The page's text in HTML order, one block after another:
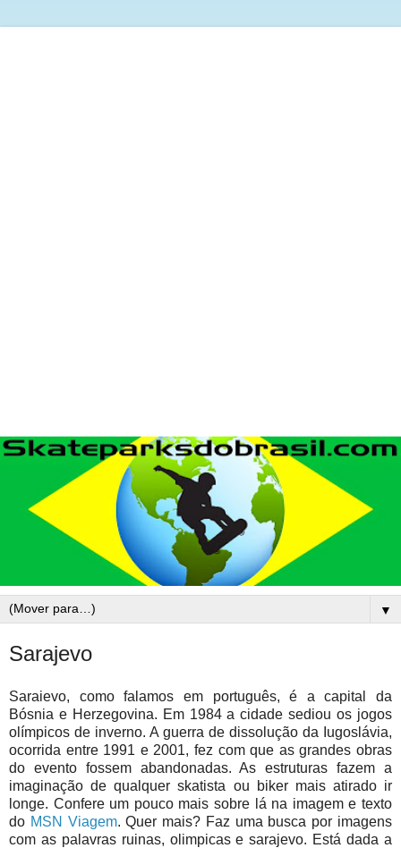
▼
Sarajevo
Saraievo, como falamos em português, é a capital da
Bósnia e Herzegovina. Em 1984 a cidade sediou os jogos
olímpicos de inverno. A guerra de dissolução da Iugoslávia,
ocorrida entre 1991 e 2001, fez com que as grandes obras
do evento fossem abandonadas. As estruturas fazem a
imaginação de qualquer skatista ou biker mais atirado ir
longe. Confere um pouco mais sobre lá na imagem e texto
do MSN Viagem. Quer mais? Faz uma busca por imagens
com as palavras ruinas, olimpicas e sarajevo. Está dada a